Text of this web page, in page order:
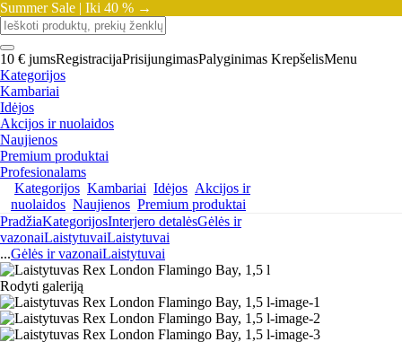
Summer Sale | Iki 40 % →
10 € jumsRegistracijaPrisijungimasPalyginimas KrepšelisMenu
Kategorijos
Kambariai
Idėjos
Akcijos ir nuolaidos
Naujienos
Premium produktai
Profesionalams
Kategorijos Kambariai Idėjos Akcijos ir
nuolaidos Naujienos Premium produktai
PradžiaKategorijosInterjero detalėsGėlės ir
vazonaiLaistytuvaiLaistytuvai
...Gėlės ir vazonaiLaistytuvai
Rodyti galeriją